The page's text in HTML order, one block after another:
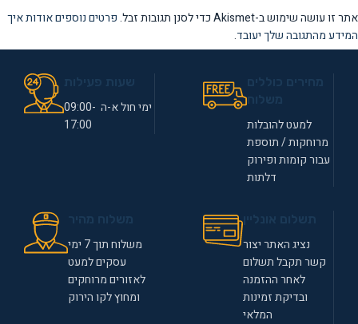
אתר זו עושה שימוש ב-Akismet כדי לסנן תגובות זבל.
פרטים נוספים אודות איך
המידע מהתגובה שלך יעובד.
למעט להובלות
מרוחקות / תוספת
עבור קומות ופירוק
דלתות
ימי חול א-ה 09:00-
17:00
נציג האתר יצור
קשר תקבל תשלום
לאחר ההזמנה
ובדיקת זמינות
המלאי
משלוח תוך 7 ימי
עסקים למעט
לאזורים מרוחקים
ומחוץ לקו הירוק